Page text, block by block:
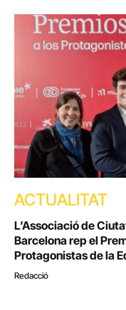
ACTUALITAT
L’Associació de
Barcelona rep el
Protagonistas de la
Redacció